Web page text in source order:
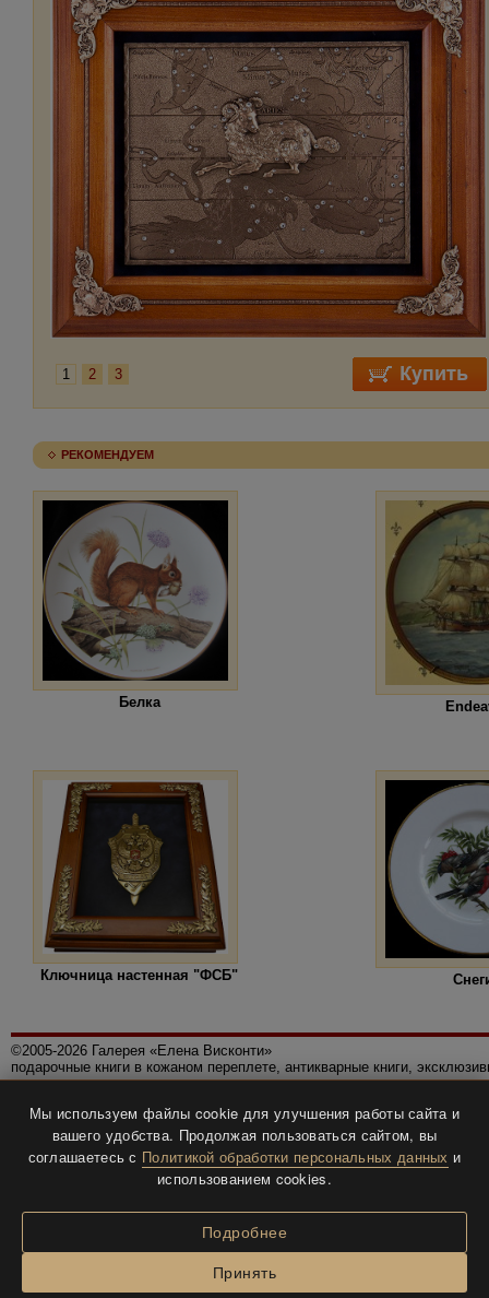
1 2 3
РЕКОМЕНДУЕМ
Белка
Ключница настенная "ФСБ"
©2005-2026 Галерея «Елена Висконти»
подарочные книги в кожаном переплете, антикварные книги,
Политика конфиденциальности
Все права защищены.
Разработка и дизайнBTV-info.
Мы используем файлы cookie для улучшения работы сайта и
вашего удобства. Продолжая пользоваться сайтом, вы
соглашаетесь с Политикой обработки персональных данных и
использованием cookies.
Подробнее
Принять